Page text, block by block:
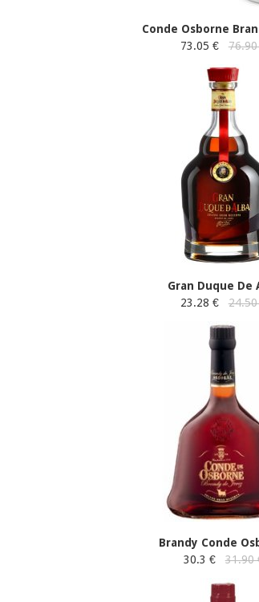
Conde Osborne
73.05 €
Gran Duque De
23.28 €
Brandy Conde
30.3 €
31.90